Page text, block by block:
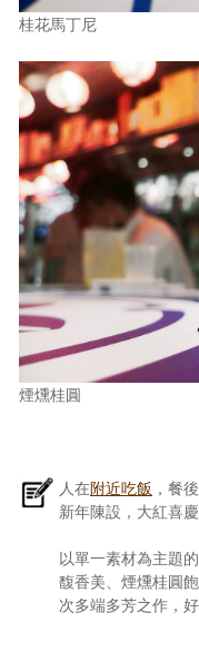
桂花馬丁尼
煙燻桂圓
人在附近吃飯 ，餐
新年陳設，大紅喜慶
以單一素材為主題
馥香美、煙燻桂圓
次多端多芳之作，好